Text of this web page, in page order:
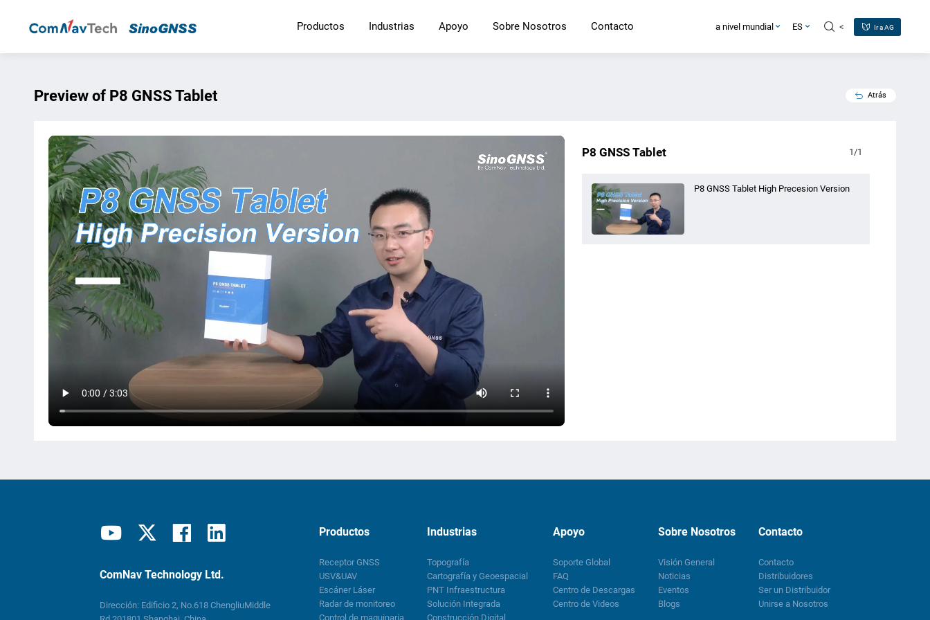
Productos Industrias Apoyo Sobre Nosotros Contacto a nivel mundial ES < Ir a AG
Preview of P8 GNSS Tablet Atrás
P8 GNSS Tablet 1 /1
P8 GNSS Tablet High Precesion Version
ComNav Technology Ltd.
Dirección: Edificio 2, No.618 ChengliuMiddle
Productos
Receptor GNSS
USV&UAV
Escáner Láser
Radar de monitoreo
Control de maquinaria
Industrias
Topografía
Cartografía y Geoespacial
PNT Infraestructura
Solución Integrada
Construcción Digital
Apoyo
Soporte Global
FAQ
Centro de Descargas
Centro de Videos
Sobre Nosotros
Visión General
Noticias
Eventos
Blogs
Contacto
Contacto
Distribuidores
Ser un Distribuidor
Unirse a Nosotros